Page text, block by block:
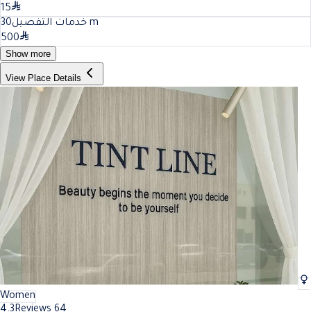
15
خدمات التفصيل30
m
500
Show more
View Place Details
Women
4.3Reviews 64